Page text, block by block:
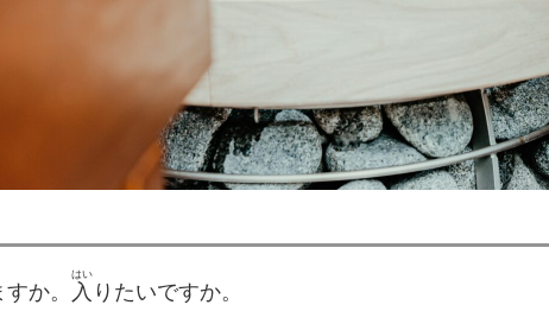
か。 入
はい
りたいですか。